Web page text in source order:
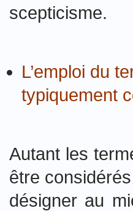
scepticisme.
L’emploi du
typiquement
Autant les
être
désigner au